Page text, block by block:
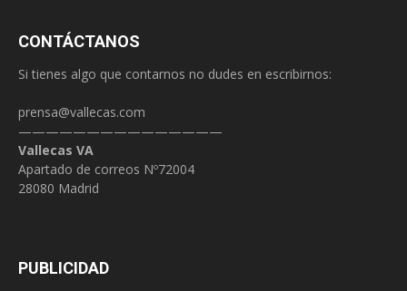
CONTÁCTANOS
Si tienes algo que contarnos no dudes en escribirnos:
prensa@vallecas.com
———————————————
Vallecas VA
Apartado de correos Nº72004
28080 Madrid
PUBLICIDAD